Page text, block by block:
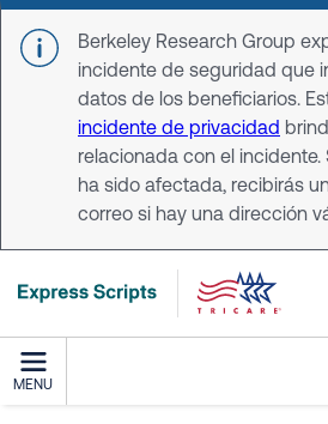
Skip to main content
Berkeley Research Group
incidente de seguridad que
datos de los beneficiarios.
incidente de privacidad
relacionada con el incidente.
ha sido afectada, recibirás
correo si hay una dirección
MENU